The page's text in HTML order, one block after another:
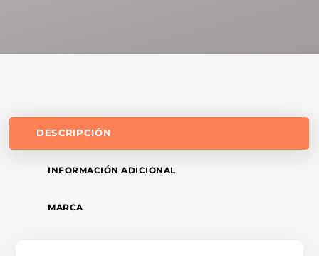
DESCRIPCIÓN
INFORMACIÓN ADICIONAL
MARCA